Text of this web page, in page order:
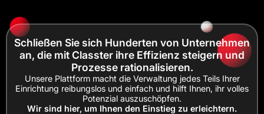
Schließen Sie sich Hunderten von Unternehmen
an, die mit Classter ihre Effizienz steigern und
Prozesse rationalisieren.
Unsere Plattform macht die Verwaltung jedes Teils Ihrer
Einrichtung reibungslos und einfach und hilft Ihnen, ihr volles
Potenzial auszuschöpfen.
Wir sind hier, um Ihnen den Einstieg zu erleichtern.